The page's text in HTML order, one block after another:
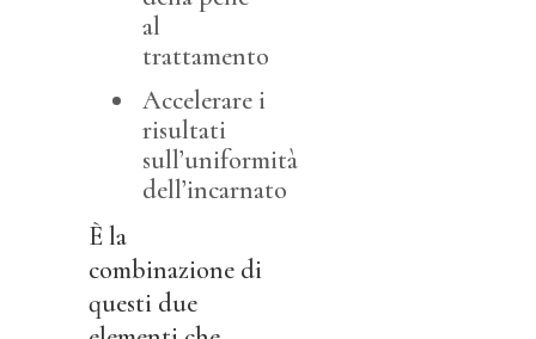
al
trattamento
Accelerare i
risultati
sull’uniformità
dell’incarnato
È la
combinazione di
questi due